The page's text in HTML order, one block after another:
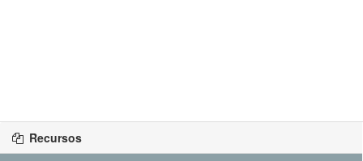
Recursos